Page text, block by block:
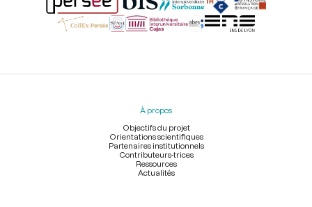
Menu
À propos
Objectifs du projet
Orientations scientifiques
Partenaires institutionnels
Contributeurs-trices
Ressources
Actualités